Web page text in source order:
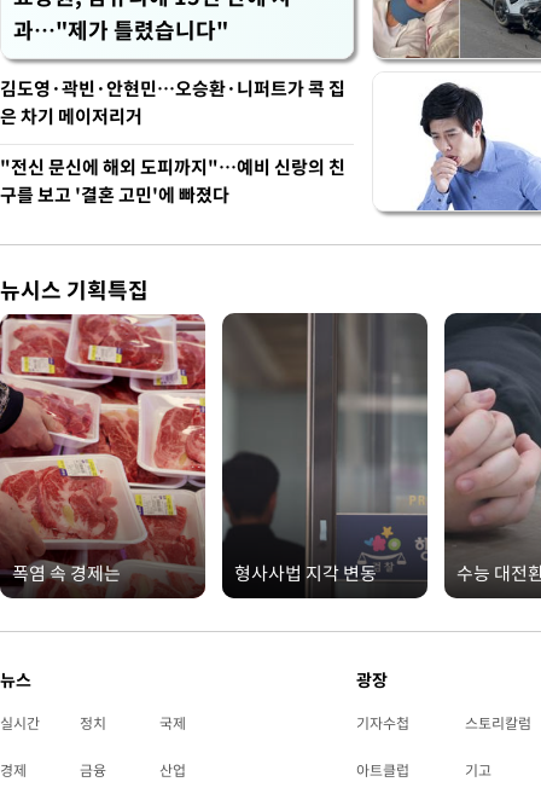
과…"제가 틀렸습니다"
김도영·곽빈·안현민…오승환·니퍼트가 콕 집
은 차기 메이저리거
"전신 문신에 해외 도피까지"…예비 신랑의 친
구를 보고 '결혼 고민'에 빠졌다
뉴시스 기획특집
폭염 속 경제는 형사사법 지각 변동 수능 대전
뉴스
실시간 정치 국제
경제 금융 산업
광장
기자수첩 스토리칼럼
아트클럽 기고